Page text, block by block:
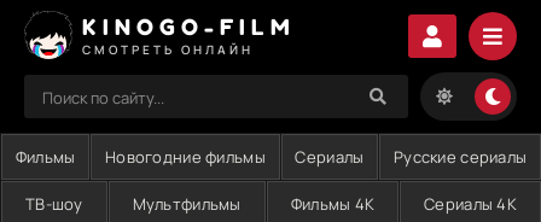
KINOGO-FILM
СМОТРЕТЬ ОНЛАЙН
Фильмы Новогодние фильмы Сериалы Русские сериалы
ТВ-шоу Мультфильмы Фильмы 4K Сериалы 4K